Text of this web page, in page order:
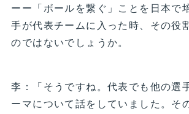
ーー「ボールを繋ぐ」ことを日本で
手が代表チームに入った時、その役
のではないでしょうか。
李：「そうですね。代表でも他の選
ーマについて話をしていました。そ